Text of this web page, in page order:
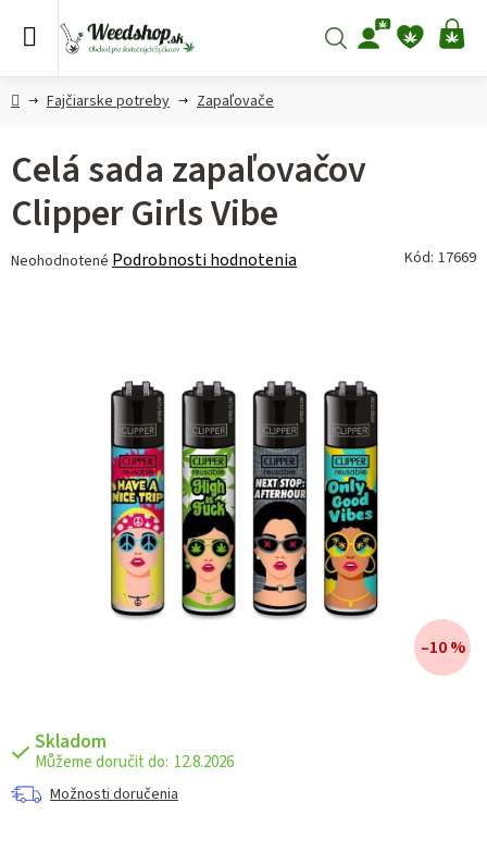
Hľadať
DomovFajčiarske potreby Zapaľovače
Skladom
12.8.2026
Možnosti doručenia
Celá sada zapaľovačov
Clipper Girls Vibe
Priemerné
Neohodnotené Podrobnosti hodnotenia Kód: 17669
–10 %